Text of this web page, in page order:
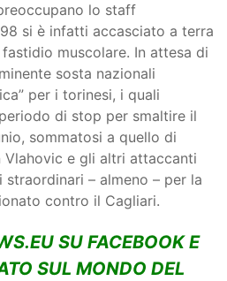
lo staff
si è infatti accasciato a terra
muscolare. In attesa di
sosta nazionali
per i torinesi, i quali
di stop per smaltire il
sommatosi a quello di
Vlahovic e gli altri attaccanti
straordinari – almeno – per la
contro il Cagliari.
SU FACEBOOK E
SUL MONDO DEL